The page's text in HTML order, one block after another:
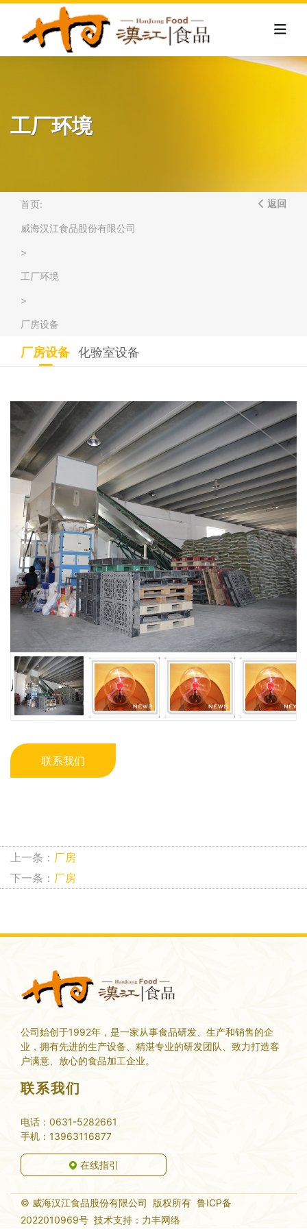
工厂环境
首页:
威海汉江食品股份有限公司
>
工厂环境
>
厂房设备
返回
厂房设备 化验室设备
厂房
联系我们
上一条： 厂房
下一条： 厂房
公司始创于1992年，是一家从事食品研发、生产和销售的企
业，拥有先进的生产设备、精湛专业的研发团队、致力打造客
户满意、放心的食品加工企业。
联系我们
电话：0631-5282661
手机：13963116877
在线指引
© 威海汉江食品股份有限公司 版权所有 鲁ICP备
2022010969号 技术支持： 力丰网络